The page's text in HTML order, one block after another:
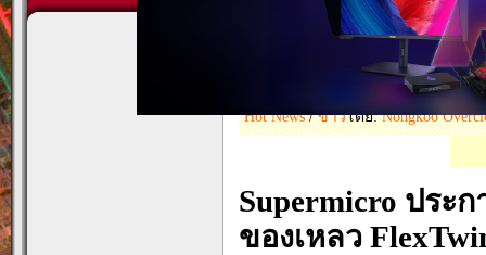
Supermicro ปร
ด้วยของเหลว
Hot News/ข่าวโดย:Nongkoo
Supermicro ประ
ของเหลว